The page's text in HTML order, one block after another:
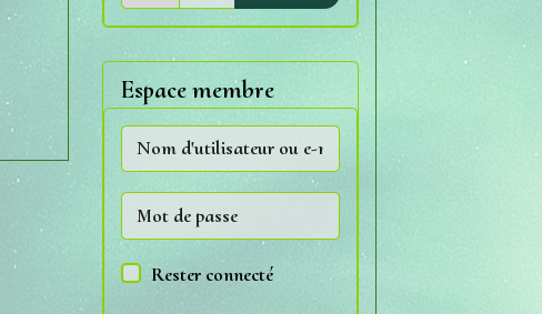
Espace membre
Rester connecté